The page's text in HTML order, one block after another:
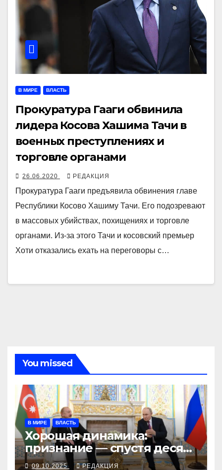
В МИРЕ ВЛАСТЬ
Прокуратура Гааги обвинила
лидера Косова Хашима Тачи в
военных преступлениях и
торговле органами
26.06.2020 РЕДАКЦИЯ
Прокуратура Гааги предъявила обвинения главе
Республики Косово Хашиму Тачи. Его подозревают
в массовых убийствах, похищениях и торговле
органами. Из-за этого Тачи и косовский премьер
Хоти отказались ехать на переговоры с…
You missed
В МИРЕ ВЛАСТЬ
Хорошая динамика:
признание — спустя десять
месяцев
09.10.2025 РЕДАКЦИЯ